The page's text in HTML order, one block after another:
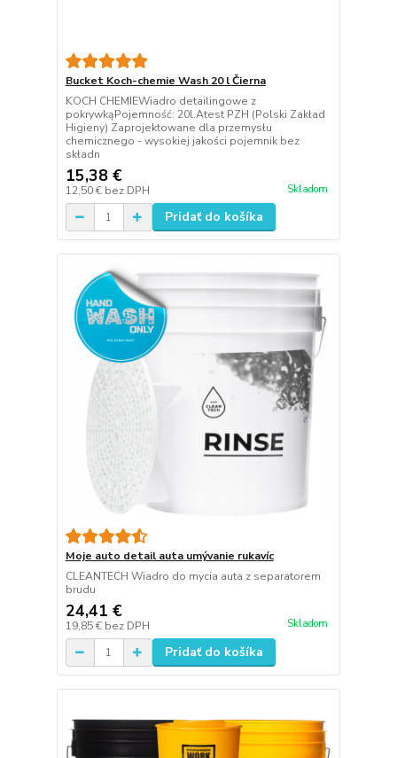
Bucket Koch-chemie Wash 20 l Čierna
KOCH CHEMIEWiadro detailingowe z
pokrywkąPojemność: 20l.Atest PZH (Polski Zakład
Higieny) Zaprojektowane dla przemysłu
chemicznego - wysokiej jakości pojemnik bez
składn
15,38 €
12,50 € bez DPH Skladom
Pridať do košíka
Moje auto detail auta umývanie rukavíc
CLEANTECH Wiadro do mycia auta z separatorem
brudu
24,41 €
19,85 € bez DPH Skladom
Pridať do košíka